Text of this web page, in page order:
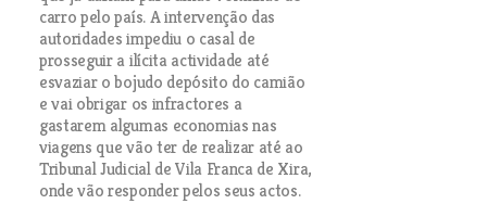
carro pelo país. A intervenção das
autoridades impediu o casal de
prosseguir a ilícita actividade até
esvaziar o bojudo depósito do camião
e vai obrigar os infractores a
gastarem algumas economias nas
viagens que vão ter de realizar até ao
Tribunal Judicial de Vila Franca de Xira,
onde vão responder pelos seus actos.